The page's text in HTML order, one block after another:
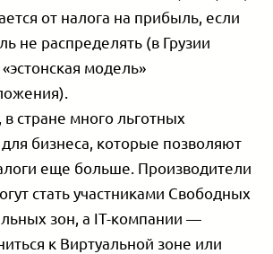
от налога на прибыль, если
не распределять (в Грузии
модель»
в стране много льготных
бизнеса, которые позволяют
еще больше. Производители
стать участниками Свободных
зон, а IT-компании —
к Виртуальной зоне или